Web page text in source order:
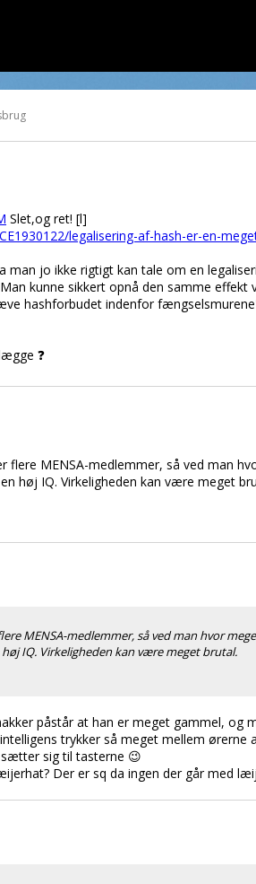
Slet,og ret! [l]
legalisering-af-hash-er-en-
jo ikke rigtigt kan tale om en
kunne sikkert opnå den samme
hashforbudet indenfor
❓
flere MENSA-medlemmer, så ved man
høj IQ. Virkeligheden kan være meget
MENSA-medlemmer, så ved man hvor
IQ. Virkeligheden kan være meget brutal.
påstår at han er meget gammel, og
trykker så meget mellem ørerne
sig til tasterne 😉
Der er sq da ingen der går med